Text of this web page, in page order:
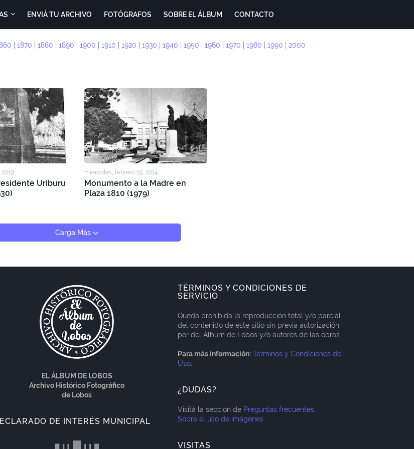
ENVIÁ TU ARCHIVO FOTÓGRAFOS SOBRE EL ÁLBUM CONTACTO
1870 1880 1890 1900 1910 1920 1930 1940 1950 1960 1970 1980 1990 2000
Uriburu
miércoles, febrero 19, 2014
Monumento a la Madre en
Plaza 1810 (1979)
Carga Más
EL ÁLBUM DE LOBOS
Archivo Histórico Fotográfico
de Lobos
DE INTERÉS MUNICIPAL
TÉRMINOS Y CONDICIONES DE
SERVICIO
Queda prohibida la reproducción total y/o parcial
del contenido de este sitio sin previa autorización
por del Álbum de Lobos y/o autores de las obras.
Para más información: Términos y Condiciones de
Uso
¿DUDAS?
Visitá la sección de Preguntas frecuentes
Sobre el uso de imágenes
VISITAS